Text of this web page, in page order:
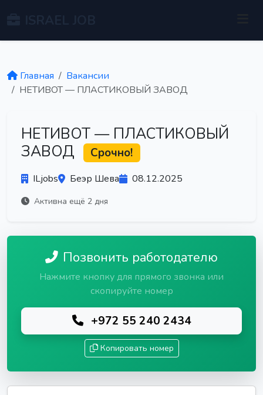
Главная
Вакансии
НЕТИВОТ — ПЛАСТИКОВЫЙ ЗАВОД
НЕТИВОТ — ПЛАСТИКОВЫЙ
ЗАВОД
Срочно!
ILjobs Беэр Шева 08.12.2025
Активна ещё 2 дня
Позвонить работодателю
Нажмите кнопку для прямого звонка или
скопируйте номер
+972 55 240 2434
Копировать номер